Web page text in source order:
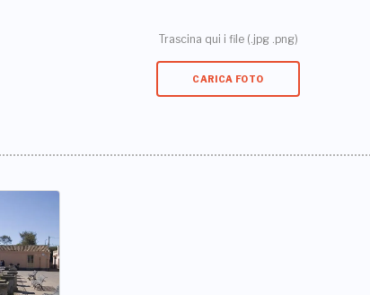
Trascina qui i file (.jpg .png)
CARICA FOTO